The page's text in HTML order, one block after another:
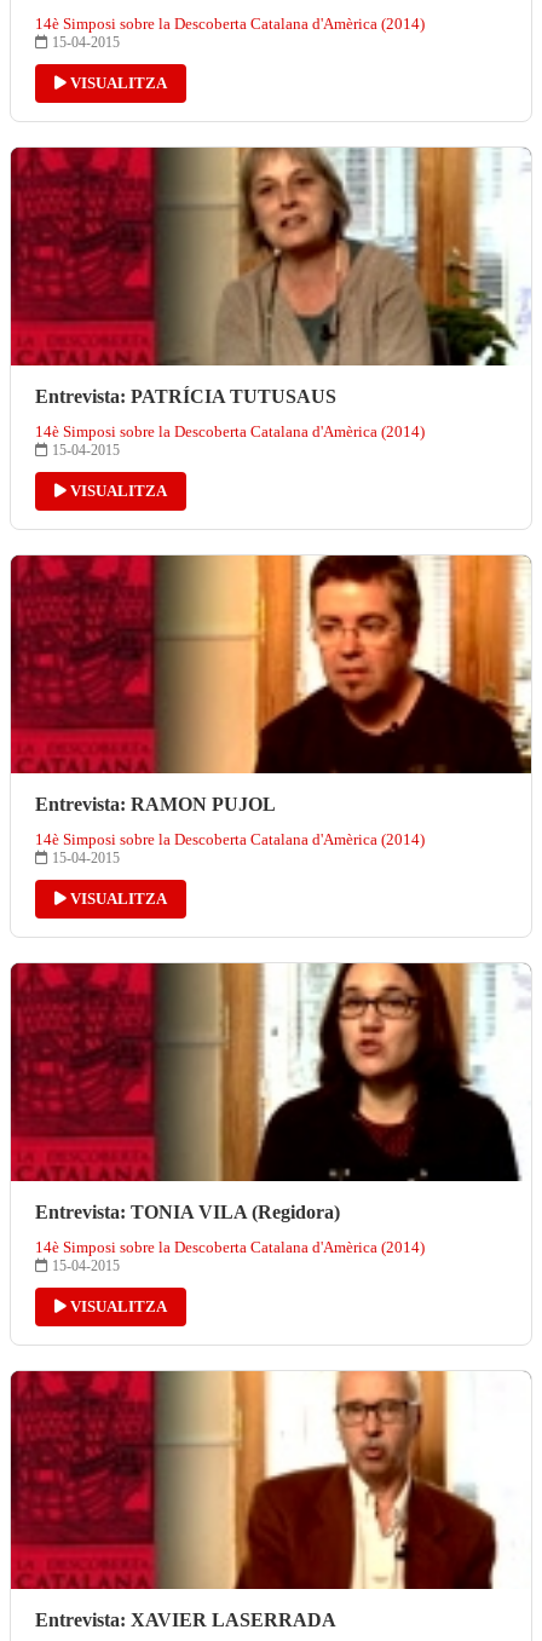
14è Simposi sobre la Descoberta Catalana d'Amèrica (2014)
15-04-2015
VISUALITZA
Entrevista: PATRÍCIA TUTUSAUS
14è Simposi sobre la Descoberta Catalana d'Amèrica (2014)
15-04-2015
VISUALITZA
Entrevista: RAMON PUJOL
14è Simposi sobre la Descoberta Catalana d'Amèrica (2014)
15-04-2015
VISUALITZA
Entrevista: TONIA VILA (Regidora)
14è Simposi sobre la Descoberta Catalana d'Amèrica (2014)
15-04-2015
VISUALITZA
Entrevista: XAVIER LASERRADA